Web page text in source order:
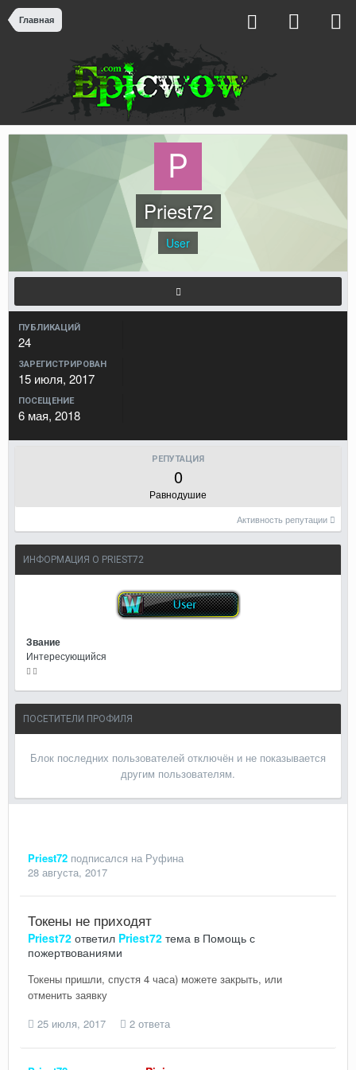
Главная
Priest72
User
ПУБЛИКАЦИЙ
24
ЗАРЕГИСТРИРОВАН
15 июля, 2017
ПОСЕЩЕНИЕ
6 мая, 2018
РЕПУТАЦИЯ
0
Равнодушие
Активность репутации
ИНФОРМАЦИЯ О PRIEST72
Звание
Интересующийся
ПОСЕТИТЕЛИ ПРОФИЛЯ
Блок последних пользователей отключён и не показывается
другим пользователям.
Priest72 подписался на Руфина
28 августа, 2017
Токены не приходят
Priest72 ответил Priest72 тема в Помощь с
пожертвованиями
Токены пришли, спустя 4 часа) можете закрыть, или
отменить заявку
25 июля, 2017
2 ответа